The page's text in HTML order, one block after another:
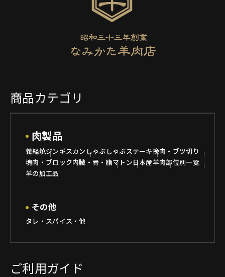
商品カテゴリ
肉製品
義経焼ジンギスカン しゃぶしゃぶステーキ挽肉・ブツ切り
塊肉・ブロック内臓・骨・脂マトン 日本産羊肉部位別一覧
羊の加工品
その他
タレ・スパイス・他
ご利用ガイド